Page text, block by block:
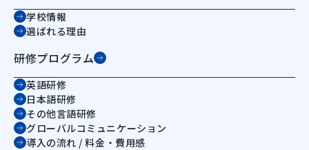
学校情報
選ばれる理由
研修プログラム
英語研修
日本語研修
その他言語研修
グローバルコミュニケーション
導入の流れ / 料金・費用感